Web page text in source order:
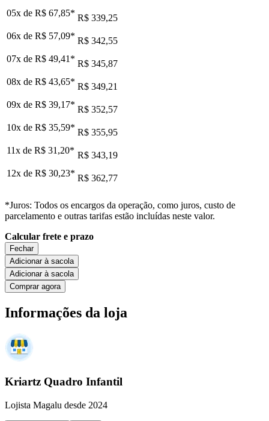
05x de R$ 67,85* R$ 339,25
06x de R$ 57,09* R$ 342,55
07x de R$ 49,41 * R$ 345,87
08x de R$ 43,65* R$ 349,21
09x de R$ 39,17* R$ 352,57
10x de R$ 35,59* R$ 355,95
11x de R$ 31,20* R$ 343,19
12x de R$ 30,23* R$ 362,77
*Juros: Todos os encargos da operação, como juros, custo de
parcelamento e outras tarifas estão incluídas neste valor.
Calcular frete e prazo
Fechar
Adicionar à sacola
Adicionar à sacola
Comprar agora
Informações da loja
Kriartz Quadro Infantil
Lojista Magalu desde 2024